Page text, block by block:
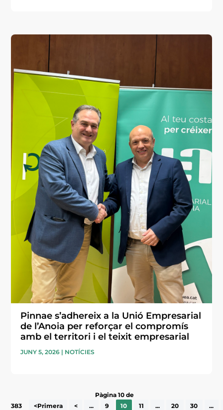
Pinnae s’adhereix a la Unió Empresarial
de l’Anoia per reforçar el compromís
amb el territori i el teixit empresarial
JUNY 5, 2026 | NOTÍCIES
Pàgina 10 de
383
<Primera < ... 9 10 11 ... 20 30 ...